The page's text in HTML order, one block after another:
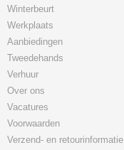
Winterbeurt
Werkplaats
Aanbiedingen
Tweedehands
Verhuur
Over ons
Vacatures
Voorwaarden
Verzend- en retourinformatie